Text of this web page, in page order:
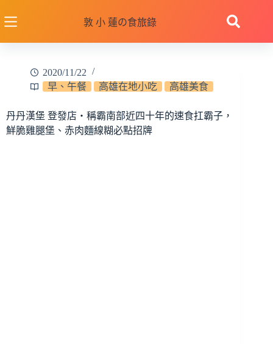
至
敦 小 蓮の食旅錄
2020/11/22
早、午餐
高雄在地小吃 高雄美食
丹丹漢堡 登發店‧稱霸南部近四十年的速食扛霸子，
鮮脆雞腿堡、赤肉麵線糊必點招牌